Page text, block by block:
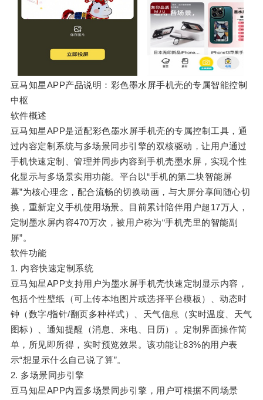
豆马知星APP产品说明：彩色墨水屏手机壳的专属智能控制
中枢
软件概述
豆马知星APP是适配彩色墨水屏手机壳的专属控制工具，通
过内容定制系统与多场景同步引擎的双核驱动，让用户通过
手机快速定制、管理并同步内容到手机壳墨水屏，实现个性
化显示与多场景实用功能。平台以“手机的第二块智能屏
幕”为核心理念，配合流畅的切换动画，与大屏分享间随心切
换，重新定义手机使用场景。目前累计陪伴用户超17万人，
定制墨水屏内容470万次，被用户称为“手机壳里的智能副
屏”。
软件功能
1. 内容快速定制系统
豆马知星APP支持用户为墨水屏手机壳快速定制显示内容，
包括个性壁纸（可上传本地图片或选择平台模板）、动态时
钟（数字/指针/翻页多种样式）、天气信息（实时温度、天气
图标）、通知提醒（消息、来电、日历）。定制界面操作简
单，所见即所得，实时预览效果。该功能让83%的用户表
示“想显示什么自己说了算”。
2. 多场景同步引擎
豆马知星APP内置多场景同步引擎，用户可根据不同场景